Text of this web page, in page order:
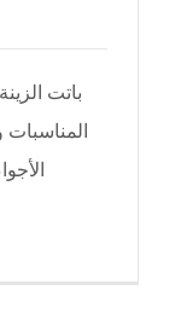
باتت